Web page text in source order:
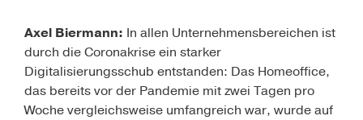
Axel Biermann: In allen Unternehmensbereichen ist
durch die Coronakrise ein starker
Digitalisierungsschub entstanden: Das Homeoffice,
das bereits vor der Pandemie mit zwei Tagen pro
Woche vergleichsweise umfangreich war, wurde auf